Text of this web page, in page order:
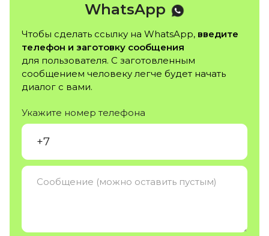
WhatsApp
Чтобы сделать ссылку на WhatsApp, введите
телефон и заготовку сообщения
для пользователя. С заготовленным
сообщением человеку легче будет начать
диалог с вами.
Укажите номер телефона